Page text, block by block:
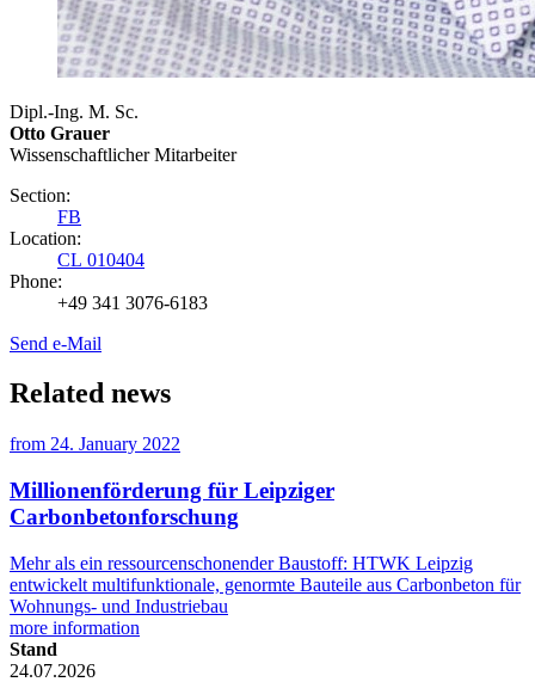
Dipl.-Ing. M. Sc.
Otto Grauer
Wissenschaftlicher Mitarbeiter
Section:
FB
Location:
CL 010404
Phone:
+49 341 3076-6183
Send e-Mail
Related news
from 24. January 2022
Millionenförderung für Leipziger
Carbonbetonforschung
Mehr als ein ressourcenschonender Baustoff: HTWK Leipzig
entwickelt multifunktionale, genormte Bauteile aus Carbonbeton für
Wohnungs- und Industriebau
more information
Stand
24.07.2026